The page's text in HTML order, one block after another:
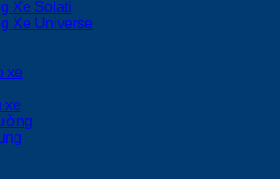
Xe Solati
Xe Universe
xe
xe